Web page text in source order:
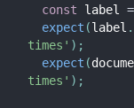
const label =
expect (label .
times' ) ;
expect (
times' ) ;